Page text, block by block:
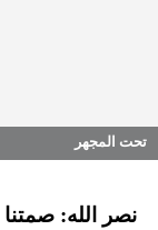
تحت المجهر
نصر الله: